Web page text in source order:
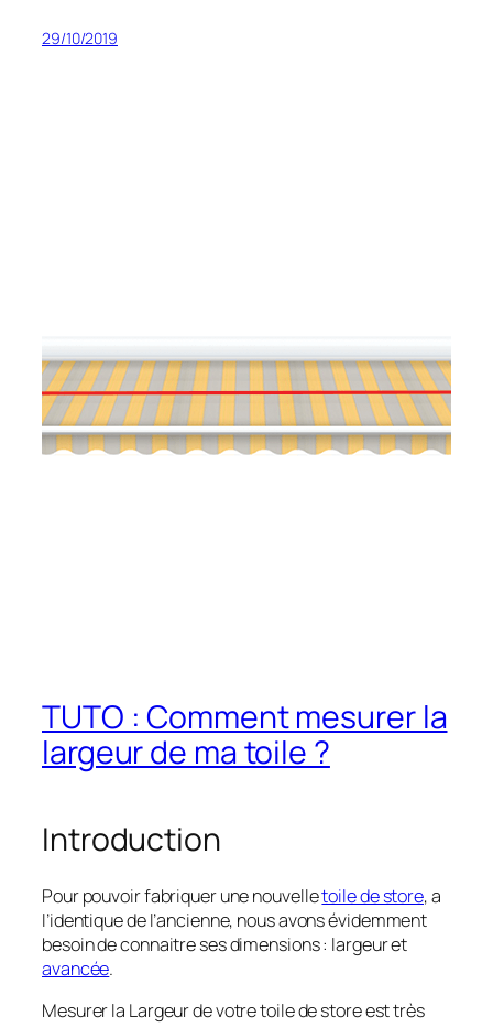
29/10/2019
TUTO : Comment mesurer la
largeur de ma toile ?
Introduction
Pour pouvoir fabriquer une nouvelletoile de store, a
l’identique de l’ancienne, nous avons évidemment
besoin de connaitre ses dimensions : largeur et
avancée.
Mesurer la Largeur de votre toile de store est très